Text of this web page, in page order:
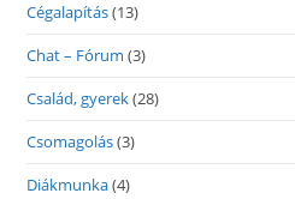
Cégalapítás(13)
Chat – Fórum (3)
Család, gyerek(28)
Csomagolás(3)
Diákmunka(4)